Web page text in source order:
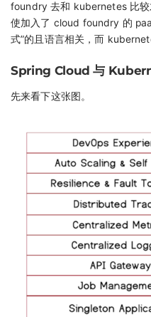
foundry 去和 kubernetes 比较
使加入了 cloud foundry 的
式”的且语言相关，而
Spring Cloud 与
先来看下这张图。